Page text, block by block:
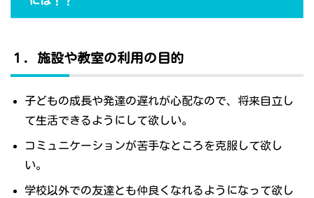
１．施設や教室の利用の目的
子どもの成長や発達の遅れが心配なので、将来自立し
て生活できるようにして欲しい。
コミュニケーションが苦手なところを克服して欲し
い。
学校以外での友達とも仲良くなれるようになって欲し